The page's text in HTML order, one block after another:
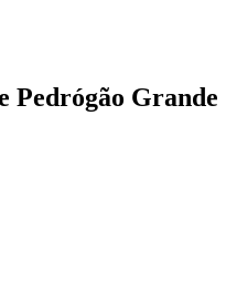
Pedrógão Grande